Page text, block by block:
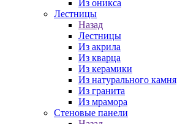
Из оникса
Лестницы
Назад
Лестницы
Из акрила
Из кварца
Из керамики
Из натурального камня
Из гранита
Из мрамора
Стеновые панели